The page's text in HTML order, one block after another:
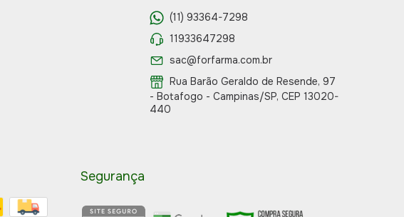
(11) 93364-7298
11933647298
sac@forfarma.com.br
Rua Barão Geraldo de Resende, 97
- Botafogo - Campinas/SP, CEP 13020-
440
Segurança